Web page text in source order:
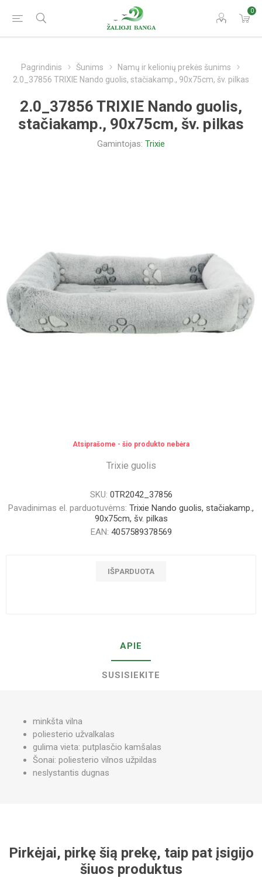
0
Pagrindinis Šunims
Namų ir kelionių prekės šunims
2.0_37856 TRIXIE Nando guolis, stačiakamp., 90x75cm, šv. pilkas
2.0_37856 TRIXIE Nando guolis,
stačiakamp., 90x75cm, šv. pilkas
Gamintojas: Trixie
Atsiprašome - šio produkto nebėra
Trixie guolis
SKU: 0TR2042_37856
Pavadinimas el. parduotuvėms: Trixie Nando guolis, stačiakamp.,
90x75cm, šv. pilkas
EAN: 4057589378569
IŠPARDUOTA
APIE
SUSISIEKITE
minkšta vilna
poliesterio užvalkalas
gulima vieta: putplasčio kamšalas
Šonai: poliesterio vilnos užpildas
neslystantis dugnas
Pirkėjai, pirkę šią prekę, taip pat įsigijo
šiuos produktus